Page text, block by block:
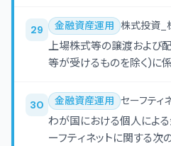
29 金融資産運用 株式投資_
上場株式等の譲渡および
等が受けるものを除く)に
お、本問においては、特定
れない口座を簡易申告口
る口座を源泉徴収選択口
30 金融資産運用 セーフティ
わが国における個人によ
ーフティネットに関する次